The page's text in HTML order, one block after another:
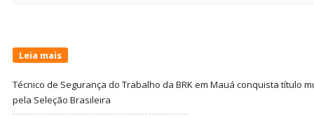
Leia mais
Técnico de Segurança do Trabalho da BRK em Mauá conquista título
pela Seleção Brasileira